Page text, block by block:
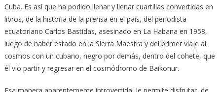
Cuba. Es así que ha podido llenar y llenar cuartillas convertidas en
libros, de la historia de la prensa en el país, del periodista
ecuatoriano Carlos Bastidas, asesinado en La Habana en 1958,
luego de haber estado en la Sierra Maestra y del primer viaje al
cosmos con un cubano, negro por demás, dentro del cohete, que
él vio partir y regresar en el cosmódromo de Baikonur.